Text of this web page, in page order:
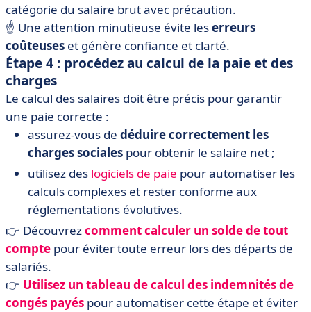
catégorie du salaire brut avec précaution.
☝️ Une attention minutieuse évite leserreurs
coûteuses et génère confiance et clarté.
Étape 4 : procédez au calcul de la paie et des
charges
Le calcul des salaires doit être précis pour garantir
une paie correcte :
assurez-vous de déduire correctement les
charges sociales pour obtenir le salaire net ;
utilisez des logiciels de paie pour automatiser les
calculs complexes et rester conforme aux
réglementations évolutives.
👉 Découvrezcommentcalculer un soldedetout
compte pour éviter toute erreur lors des départs de
salariés.
👉 Utilisez un tableau decalcul des indemnitésde
congés payés pour automatiser cette étape et éviter